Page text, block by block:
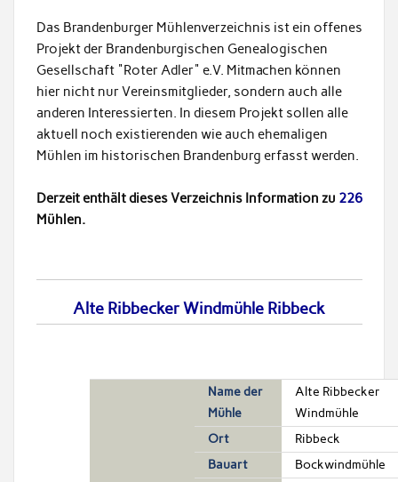
Das Brandenburger Mühlenverzeichnis ist ein offenes
Projekt der Brandenburgischen Genealogischen
Gesellschaft "Roter Adler" e.V. Mitmachen können
hier nicht nur Vereinsmitglieder, sondern auch alle
anderen Interessierten. In diesem Projekt sollen alle
aktuell noch existierenden wie auch ehemaligen
Mühlen im historischen Brandenburg erfasst werden.
Derzeit enthält dieses Verzeichnis Information zu 226
Mühlen.
Alte Ribbecker Windmühle Ribbeck
Name der
Mühle
Alte Ribbecker
Windmühle
Ort
Ribbeck
Bauart
Bockwindmühle